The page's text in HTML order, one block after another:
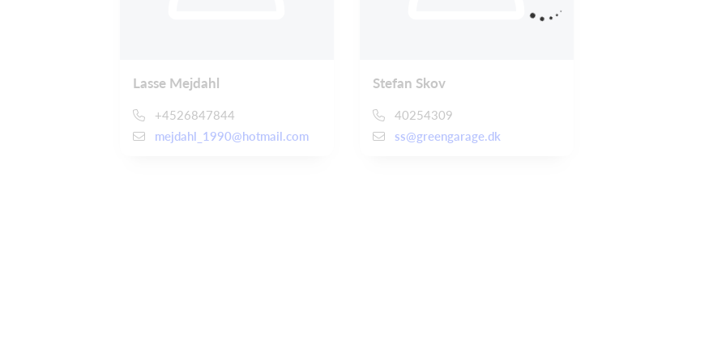
Lasse Mejdahl
+4526847844
mejdahl_1990@hotmail.com
Stefan Skov
40254309
ss@greengarage.dk